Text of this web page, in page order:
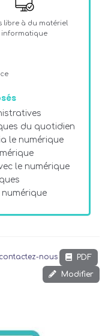
libre à du matériel
informatique
du quotidien
le numérique
le numérique
nous
PDF
Modifier